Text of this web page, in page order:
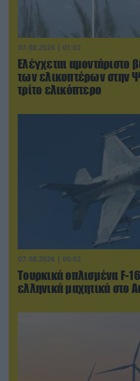
07.08.2026 | 01:02
Ελέγχεται αμοντάριστο
των ελικοπτέρων στην
τρίτο ελικόπτερο
07.08.2026 | 00:02
Τουρκικά οπλισμένα F-
ελληνικά μαχητικά στο